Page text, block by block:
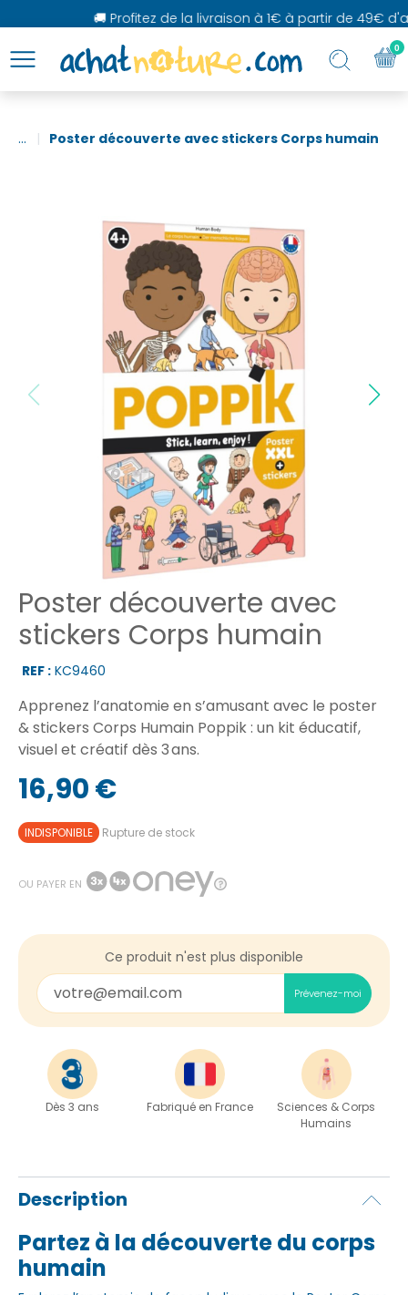
🚚 Profitez de la livraison à 1€ à partir de 49€
... Poster découverte avec stickers Corps humain
Poster découverte avec
stickers Corps humain
REF : KC9460
Apprenez l’anatomie en s’amusant avec le poster
& stickers Corps Humain Poppik : un kit éducatif,
visuel et créatif dès 3 ans.
16,90 €
INDISPONIBLE Rupture de stock
OU PAYER EN
Ce produit n'est plus disponible
Prévenez-moi
Dès 3 ans Fabriqué en France
Sciences & Corps
Humains
Description
Partez à la découverte du corps
humain
0